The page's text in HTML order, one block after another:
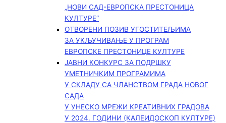
„НОВИ САД-ЕВРОПСКА ПРЕСТОНИЦА
КУЛТУРЕ“
ОТВОРЕНИ ПОЗИВ УГОСТИТЕЉИМА
ЗА УКЉУЧИВАЊЕ У ПРОГРАМ
ЕВРОПСКЕ ПРЕСТОНИЦЕ КУЛТУРЕ
ЈАВНИ КОНКУРС ЗА ПОДРШКУ
УМЕТНИЧКИМ ПРОГРАМИМА
У СКЛАДУ СА ЧЛАНСТВОМ ГРАДА НОВОГ
САДА
У УНЕСКО МРЕЖИ КРЕАТИВНИХ ГРАДОВА
У 2024. ГОДИНИ (КАЛЕИДОСКОП КУЛТУРЕ)